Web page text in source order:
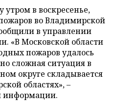
в воскресенье,
во Владимирской
в управлении
«В Московской области
пожаров удалось
сложная ситуация в
округе складывается
областях», –
информации.